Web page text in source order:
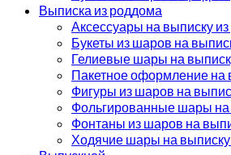
Выписка из роддома
Аксессуары на выписку
Букеты из шаров на
Гелиевые шары на
Пакетное оформление на
Фигуры из шаров на
Фольгированные шары на
Фонтаны из шаров на
Ходячие шары на